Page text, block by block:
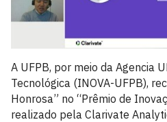
A UFPB, por meio da Agencia
Tecnológica (INOVA-UFPB),
Honrosa” no “Prêmio de
realizado pela Clarivate